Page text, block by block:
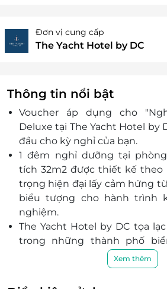
Đơn vị cung cấp
The Yacht Hotel by DC
Thông tin nổi bật
Voucher áp dụng cho
Deluxe tại The Yacht Hotel by
đầu cho kỳ nghỉ của bạn.
1 đêm nghỉ dưỡng tại
tích 32m2 được thiết kế theo
trọng hiện đại lấy cảm hứng
biểu tượng cho hành trình
nghiệm.
The Yacht Hotel by DC tọa
trong những thành phố
Nam, lấy cảm hứng từ vẻ đẹp
như được xây dựng và quản
con của thành phố, khách
Xem thêm